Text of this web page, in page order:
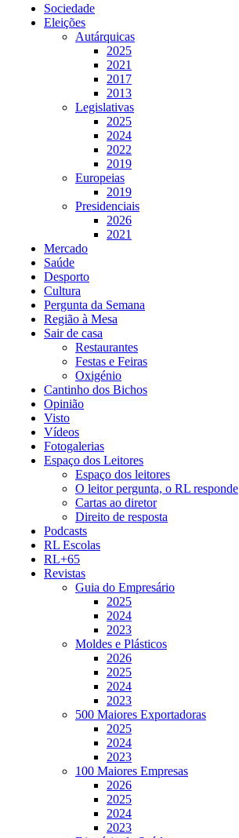
Sociedade
Eleições
Autárquicas
2025
2021
2017
2013
Legislativas
2025
2024
2022
2019
Europeias
2019
Presidenciais
2026
2021
Mercado
Saúde
Desporto
Cultura
Pergunta da Semana
Região à Mesa
Sair de casa
Restaurantes
Festas e Feiras
Oxigénio
Cantinho dos Bichos
Opinião
Visto
Vídeos
Fotogalerias
Espaço dos Leitores
Espaço dos leitores
O leitor pergunta, o RL responde
Cartas ao diretor
Direito de resposta
Podcasts
RL Escolas
RL+65
Revistas
Guia do Empresário
2025
2024
2023
Moldes e Plásticos
2026
2025
2024
2023
500 Maiores Exportadoras
2025
2024
2023
100 Maiores Empresas
2026
2025
2024
2023